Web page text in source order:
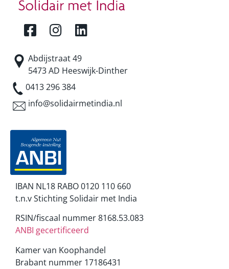
Abdijstraat 49
5473 AD Heeswijk-Dinther
0413 296 384
info@solidairmetindia.nl
IBAN NL18 RABO 0120 110 660
t.n.v Stichting Solidair met India
RSIN/fiscaal nummer 8168.53.083
ANBI gecertificeerd
Kamer van Koophandel
Brabant nummer 17186431